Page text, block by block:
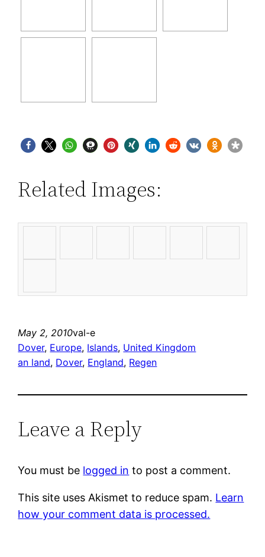
Related Images:
May 2, 2010val-e
Dover, Europe, Islands, United Kingdom
an land, Dover, England, Regen
Leave a Reply
You must be logged in to post a comment.
This site uses Akismet to reduce spam. Learn
how your comment data is processed.